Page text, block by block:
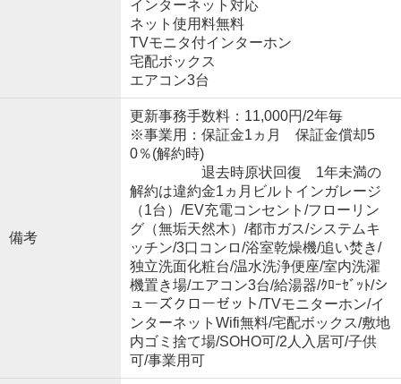
インターネット対応
ネット使用料無料
TVモニタ付インターホン
宅配ボックス
エアコン3台
備考
更新事務手数料：11,000円/2年毎
※事業用：保証金1ヵ月 保証金償却5
0％(解約時)
退去時原状回復 1年未満の
解約は違約金1ヵ月ビルトインガレージ
（1台）/EV充電コンセント/フローリン
グ（無垢天然木）/都市ガス/システムキ
ッチン/3口コンロ/浴室乾燥機/追い焚き/
独立洗面化粧台/温水洗浄便座/室内洗濯
機置き場/エアコン3台/給湯器/ｸﾛｰｾﾞｯﾄ/シ
ューズクローゼット/TVモニターホン/イ
ンターネットWifi無料/宅配ボックス/敷地
内ゴミ捨て場/SOHO可/2人入居可/子供
可/事業用可